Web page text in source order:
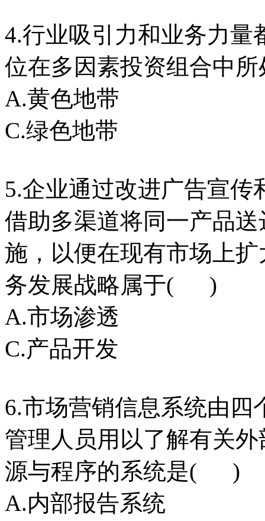
4.行业吸引力和业务力量
位在多因素投资组合中
A.黄色地带 B.
C.绿色地带 D.
5.企业通过改进广告宣
借助多渠道将同一产品
施，以便在现有市场上
务发展战略属于( )
A.市场渗透 B.
C.产品开发 D.
6.市场营销信息系统由
管理人员用以了解有关
源与程序的系统是( )
A.内部报告系统